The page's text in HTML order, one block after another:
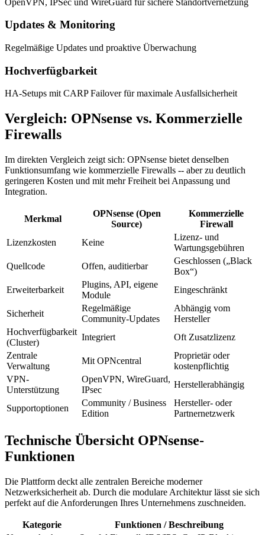
Updates & Monitoring
Regelmäßige Updates und proaktive Überwachung
Hochverfügbarkeit
HA-Setups mit CARP Failover für maximale Ausfallsicherheit
Vergleich: OPNsense vs. Kommerzielle
Firewalls
Im direkten Vergleich zeigt sich: OPNsense bietet denselben
Funktionsumfang wie kommerzielle Firewalls -- aber zu deutlich
geringeren Kosten und mit mehr Freiheit bei Anpassung und
Integration.
Merkmal
OPNsense (Open
Source)
Kommerzielle
Firewall
Lizenzkosten
Keine
Lizenz- und
Wartungsgebühren
Quellcode
Offen, auditierbar
Geschlossen („Black
Box“)
Erweiterbarkeit
Plugins, API, eigene
Module
Eingeschränkt
Sicherheit
Regelmäßige
Community-Updates
Abhängig vom
Hersteller
Hochverfügbarkeit
(Cluster)
Integriert
Oft Zusatzlizenz
Zentrale
Verwaltung
Mit OPNcentral
Proprietär oder
kostenpflichtig
VPN-
Unterstützung
OpenVPN, WireGuard,
IPsec
Herstellerabhängig
Supportoptionen
Community / Business
Edition
Hersteller- oder
Partnernetzwerk
Technische Übersicht OPNsense-
Funktionen
Die Plattform deckt alle zentralen Bereiche moderner
Netzwerksicherheit ab. Durch die modulare Architektur lässt sie sich
perfekt auf die Anforderungen Ihres Unternehmens zuschneiden.
Kategorie
Funktionen / Beschreibung